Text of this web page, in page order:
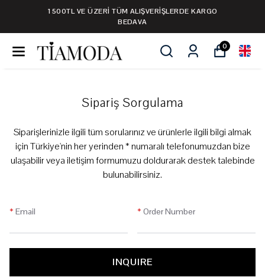
1500TL VE ÜZERİ TÜM ALIŞVERİŞLERDE KARGO
BEDAVA
0
Sipariş Sorgulama
Siparişlerinizle ilgili tüm sorularınız ve ürünlerle ilgili bilgi almak
için Türkiye'nin her yerinden * numaralı telefonumuzdan bize
ulaşabilir veya iletişim formumuzu doldurarak destek talebinde
bulunabilirsiniz.
* Email * Order Number
INQUIRE